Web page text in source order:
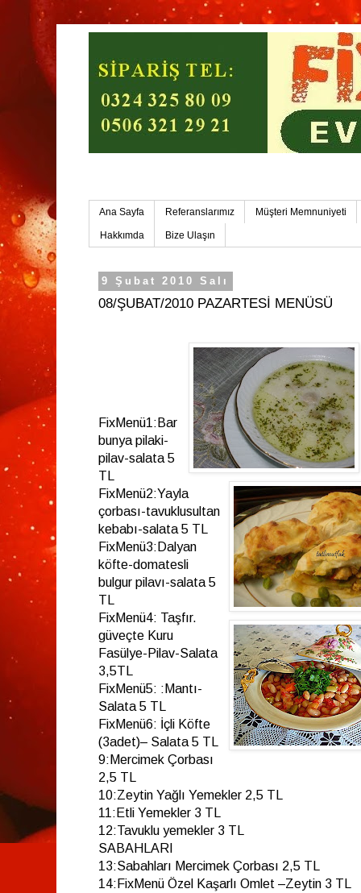
Ana Sayfa Referanslarımız Müşteri Memnuniyeti
Hakkımda Bize Ulaşın
9 Şubat 2010 Salı
08/ŞUBAT/2010 PAZARTESİ MENÜSÜ
FixMenü1:Bar
bunya pilaki-
pilav-salata 5
TL
FixMenü2:Yayla
çorbası-tavuklusultan
kebabı-salata 5 TL
FixMenü3:Dalyan
köfte-domatesli
bulgur pilavı-salata 5
TL
FixMenü4: Taşfır.
güveçte Kuru
Fasülye-Pilav-Salata
3,5TL
FixMenü5: :Mantı-
Salata 5 TL
FixMenü6: İçli Köfte
(3adet)– Salata 5 TL
9:Mercimek Çorbası
2,5 TL
10:Zeytin Yağlı Yemekler 2,5 TL
11:Etli Yemekler 3 TL
12:Tavuklu yemekler 3 TL
SABAHLARI
13:Sabahları Mercimek Çorbası 2,5 TL
14:FixMenü Özel Kaşarlı Omlet –Zeytin 3 TL